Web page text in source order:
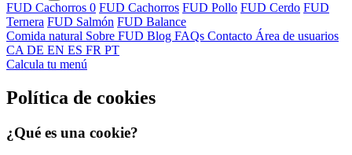
FUD Cachorros 0 FUD Cachorros FUD Pollo FUD Cerdo FUD
Ternera FUD Salmón FUD Balance
Comida natural Sobre FUD Blog FAQs Contacto Área de usuarios
CA DE EN ES FR PT
Calcula tu menú
Política de cookies
¿Qué es una cookie?